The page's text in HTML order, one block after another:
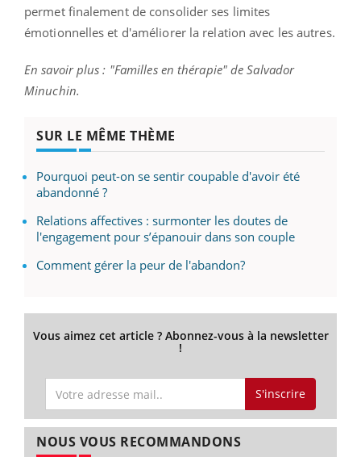
permet finalement de consolider ses limites
émotionnelles et d'améliorer la relation avec les autres.
En savoir plus : "Familles en thérapie" de Salvador
Minuchin.
SUR LE MÊME THÈME
Pourquoi peut-on se sentir coupable d'avoir été
abandonné ?
Relations affectives : surmonter les doutes de
l'engagement pour s’épanouir dans son couple
Comment gérer la peur de l'abandon?
Vous aimez cet article ? Abonnez-vous à la newsletter
!
S'inscrire
NOUS VOUS RECOMMANDONS